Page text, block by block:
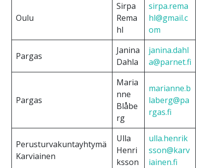
Oulu
Sirpa
Rema
hl
sirpa.rema
hl@gmail.c
om
Pargas
Janina
Dahla
janina.dahl
a@parnet.fi
Pargas
Maria
nne
Blåbe
rg
marianne.b
laberg@pa
rgas.fi
Perusturvakuntayhtymä
Karviainen
Ulla
Henri
ksson
ulla.henrik
sson@karv
iainen.fi